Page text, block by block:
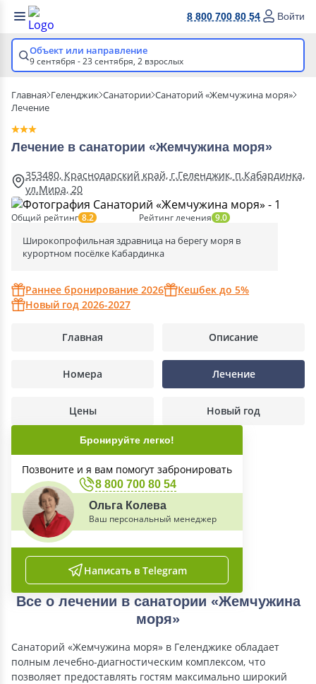
8 800 700 80 54 Войти
Объект или направление
9 сентября - 23 сентября, 2 взрослых
Главная Геленджик Санатории Санаторий «Жемчужина моря»
Лечение
Лечение в санатории «Жемчужина моря»
353480, Краснодарский край, г.Геленджик, п.Кабардинка,
ул.Мира, 20
Рейтинг лечения 9.0
Общий рейтинг 8.2
Широкопрофильная здравница на берегу моря в
курортном посёлке Кабардинка
Раннее бронирование 2026
Кешбек до 5%
Новый год 2026-2027
Главная Описание
Номера Лечение
Цены Новый год
Бронируйте легко!
Позвоните и я вам помогут забронировать
8 800 700 80 54
Ольга Колева
Ваш персональный менеджер
Написать в Telegram
Все о лечении в санатории «Жемчужина
моря»
Санаторий «Жемчужина моря» в Геленджике обладает
полным лечебно-диагностическим комплексом, что
позволяет предоставлять гостям максимально широкий